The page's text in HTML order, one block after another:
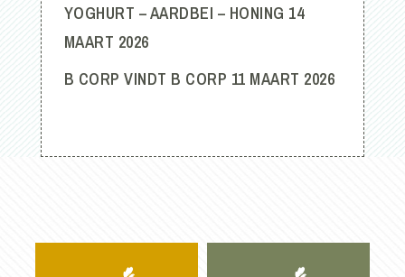
YOGHURT – AARDBEI – HONING 14
MAART 2026
B CORP VINDT B CORP 11 MAART 2026